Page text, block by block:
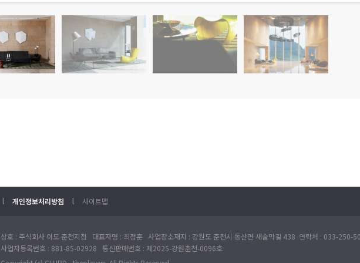
l 개인정보처리방침 l 사이트맵
상호 : 주식회사 이도 춘천지점 대표자명 : 최정훈 사업장소재지 : 강원도 춘천시 동산면 새술막길 438 연락처 : 033-250-
사업자등록번호 : 881-85-02928 통신판매번호 : 제2025-강원춘천-0096호